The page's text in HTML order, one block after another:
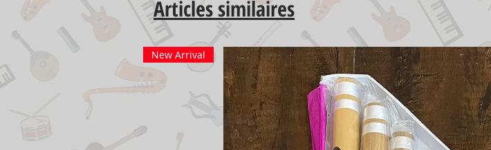
Articles similaires
New Arrival